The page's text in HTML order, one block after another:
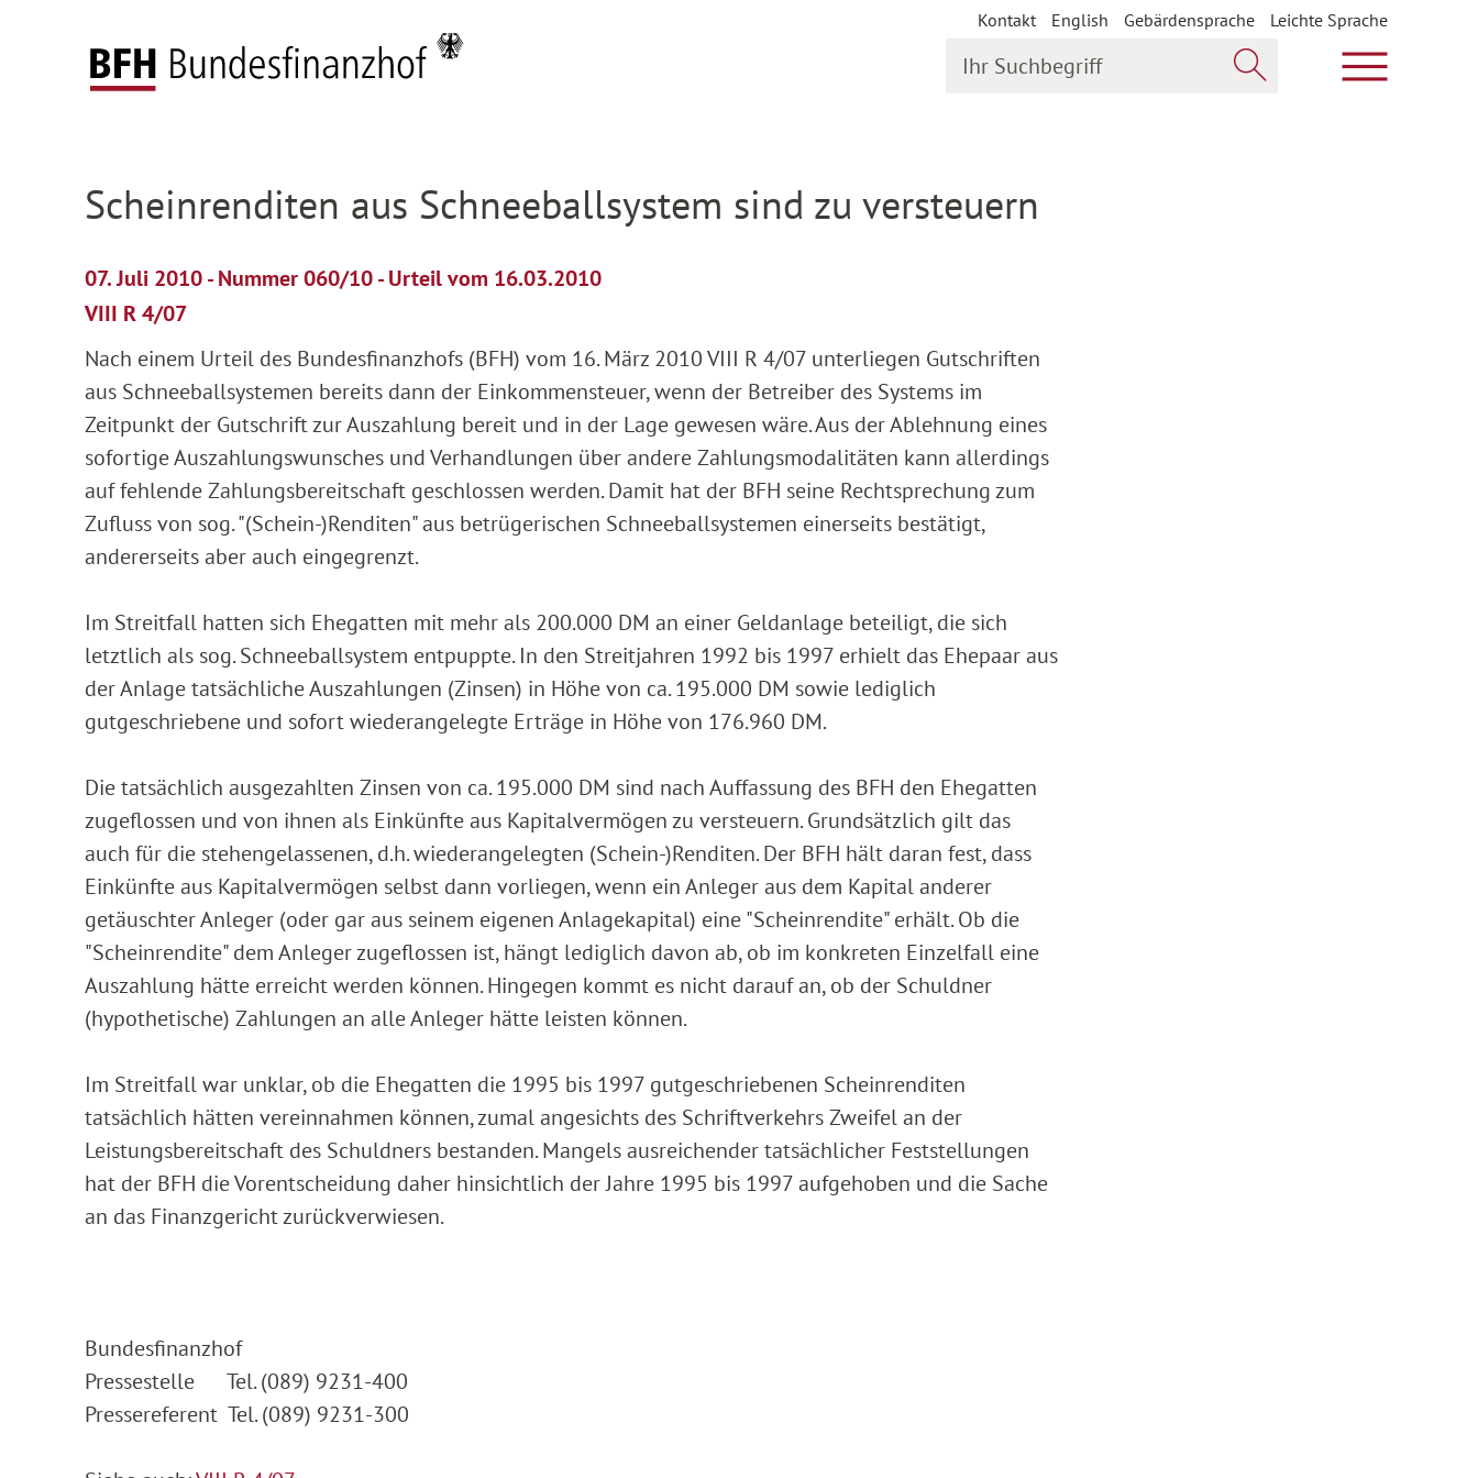
Kontakt English Gebärdensprache
Leichte Sprache
Hauptmenü
Startseite
Scheinrenditen aus Schneeballsystem sind zu versteuern
07. Juli 2010 - Nummer 060/10 - Urteil vom 16.03.2010
VIII R 4/07
Nach einem Urteil des Bundesfinanzhofs (BFH) vom 16. März 2010 VIII R 4/07 unterliegen Gutschriften
aus Schneeballsystemen bereits dann der Einkommensteuer, wenn der Betreiber des Systems im
Zeitpunkt der Gutschrift zur Auszahlung bereit und in der Lage gewesen wäre. Aus der Ablehnung eines
sofortige Auszahlungswunsches und Verhandlungen über andere Zahlungsmodalitäten kann allerdings
auf fehlende Zahlungsbereitschaft geschlossen werden. Damit hat der BFH seine Rechtsprechung zum
Zufluss von sog. "(Schein-)Renditen" aus betrügerischen Schneeballsystemen einerseits bestätigt,
andererseits aber auch eingegrenzt.
Im Streitfall hatten sich Ehegatten mit mehr als 200.000 DM an einer Geldanlage beteiligt, die sich
letztlich als sog. Schneeballsystem entpuppte. In den Streitjahren 1992 bis 1997 erhielt das Ehepaar aus
der Anlage tatsächliche Auszahlungen (Zinsen) in Höhe von ca. 195.000 DM sowie lediglich
gutgeschriebene und sofort wiederangelegte Erträge in Höhe von 176.960 DM.
Die tatsächlich ausgezahlten Zinsen von ca. 195.000 DM sind nach Auffassung des BFH den Ehegatten
zugeflossen und von ihnen als Einkünfte aus Kapitalvermögen zu versteuern. Grundsätzlich gilt das
auch für die stehengelassenen, d.h. wiederangelegten (Schein-)Renditen. Der BFH hält daran fest, dass
Einkünfte aus Kapitalvermögen selbst dann vorliegen, wenn ein Anleger aus dem Kapital anderer
getäuschter Anleger (oder gar aus seinem eigenen Anlagekapital) eine "Scheinrendite" erhält. Ob die
"Scheinrendite" dem Anleger zugeflossen ist, hängt lediglich davon ab, ob im konkreten Einzelfall eine
Auszahlung hätte erreicht werden können. Hingegen kommt es nicht darauf an, ob der Schuldner
(hypothetische) Zahlungen an alle Anleger hätte leisten können.
Im Streitfall war unklar, ob die Ehegatten die 1995 bis 1997 gutgeschriebenen Scheinrenditen
tatsächlich hätten vereinnahmen können, zumal angesichts des Schriftverkehrs Zweifel an der
Leistungsbereitschaft des Schuldners bestanden. Mangels ausreichender tatsächlicher Feststellungen
hat der BFH die Vorentscheidung daher hinsichtlich der Jahre 1995 bis 1997 aufgehoben und die Sache
an das Finanzgericht zurückverwiesen.
Bundesfinanzhof
Pressestelle Tel. (089) 9231-400
Pressereferent Tel. (089) 9231-300